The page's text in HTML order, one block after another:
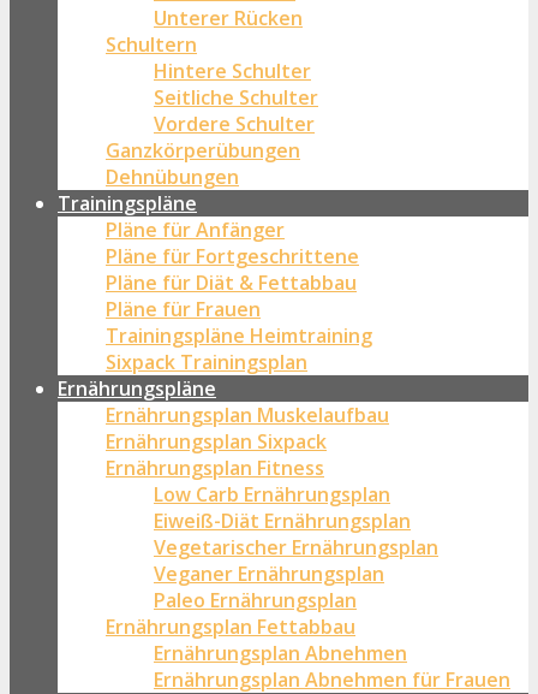
Unterer Rücken
Schultern
Hintere Schulter
Seitliche Schulter
Vordere Schulter
Ganzkörperübungen
Dehnübungen
Trainingspläne
Pläne für Anfänger
Pläne für Fortgeschrittene
Pläne für Diät & Fettabbau
Pläne für Frauen
Trainingspläne Heimtraining
Sixpack Trainingsplan
Ernährungspläne
Ernährungsplan Muskelaufbau
Ernährungsplan Sixpack
Ernährungsplan Fitness
Low Carb Ernährungsplan
Eiweiß-Diät Ernährungsplan
Vegetarischer Ernährungsplan
Veganer Ernährungsplan
Paleo Ernährungsplan
Ernährungsplan Fettabbau
Ernährungsplan Abnehmen
Ernährungsplan Abnehmen für Frauen